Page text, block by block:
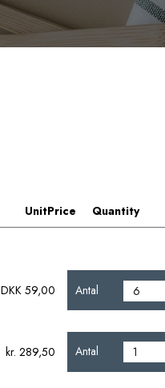
UnitPrice Quantity
DKK 59,00 Antal
kr. 289,50 Antal